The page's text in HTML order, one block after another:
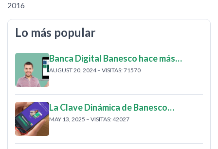
Lo más popular
Banca Digital Banesco hace más…
AUGUST 20, 2024 – VISITAS: 71570
La Clave Dinámica de Banesco…
MAY 13, 2025 – VISITAS: 42027